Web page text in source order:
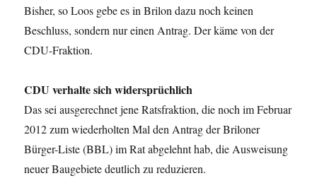
Bisher, so Loos gebe es in Brilon dazu noch keinen
Beschluss, sondern nur einen Antrag. Der käme von der
CDU-Fraktion.
CDU verhalte sich widersprüchlich
Das sei ausgerechnet jene Ratsfraktion, die noch im Februar
2012 zum wiederholten Mal den Antrag der Briloner
Bürger-Liste (BBL) im Rat abgelehnt hab, die Ausweisung
neuer Baugebiete deutlich zu reduzieren.